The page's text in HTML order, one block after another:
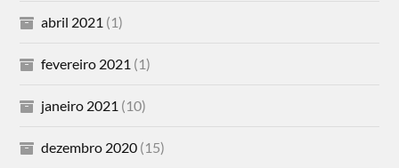
abril 2021 (1)
fevereiro 2021 (1)
janeiro 2021 (10)
dezembro 2020 (15)